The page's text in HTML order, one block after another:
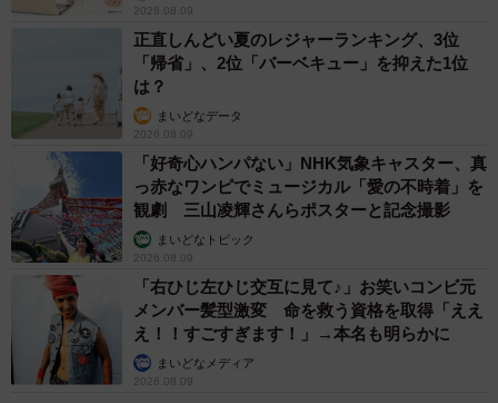
2026.08.09
正直しんどい夏のレジャーランキング、3位
「帰省」、2位「バーベキュー」を抑えた1位
は？
まいどなデータ
2026.08.09
「好奇心ハンパない」NHK気象キャスター、真
っ赤なワンピでミュージカル「愛の不時着」を
観劇 三山凌輝さんらポスターと記念撮影
まいどなトピック
2026.08.09
「右ひじ左ひじ交互に見て♪」お笑いコンビ元
メンバー髪型激変 命を救う資格を取得「ええ
え！！すごすぎます！」→本名も明らかに
まいどなメディア
2026.08.09